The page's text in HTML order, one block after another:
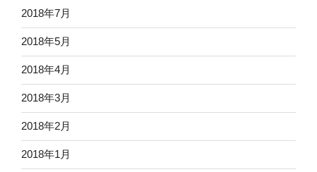
2018年7月
2018年5月
2018年4月
2018年3月
2018年2月
2018年1月